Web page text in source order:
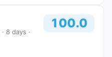
· 8 days ·
100.0